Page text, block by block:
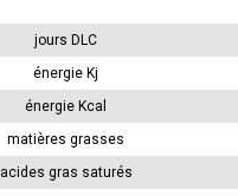
jours DLC
énergie Kj
énergie Kcal
matières grasses
acides gras saturés